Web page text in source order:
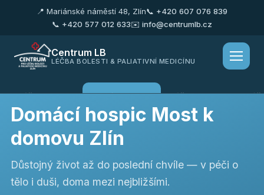
📍 Mariánské náměstí 48, Zlín📞 +420 607 076 839
📞 +420 577 012 633✉️ info@centrumlb.cz
Centrum LB
LÉČBA BOLESTI & PALIATIVNÍ MEDICÍNU
Léčba bolesti Domácí hospic Péče o rodinu Náš
Domácí hospic Most k
domovu Zlín
Důstojný život až do poslední chvíle — v péči o
tělo i duši, doma mezi nejbližšími.